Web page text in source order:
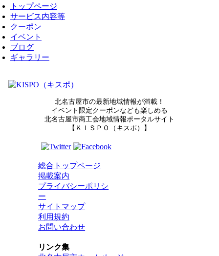
トップページ
サービス内容等
クーポン
イベント
ブログ
ギャラリー
北名古屋市の最新地域情報が満載！
イベント限定クーポンなども楽しめる
北名古屋市商工会地域情報ポータルサイト
【ＫＩＳＰＯ（キスポ）】
総合トップページ
掲載案内
プライバシーポリシ
ー
サイトマップ
利用規約
お問い合わせ
リンク集